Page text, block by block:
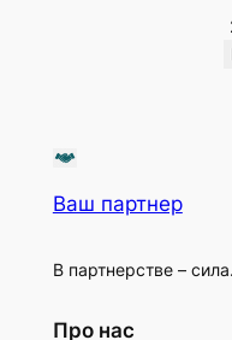
Ваш партнер
В партнерстве – сила.
Про нас